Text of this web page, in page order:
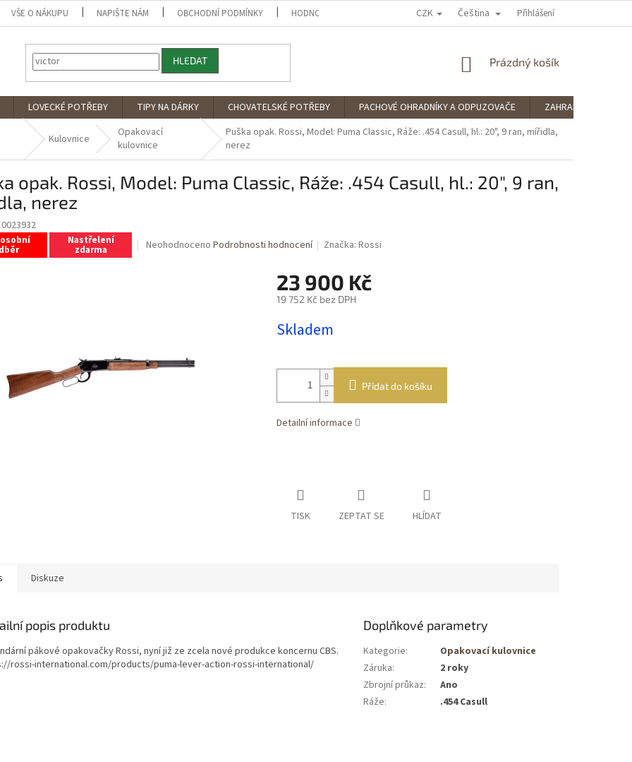
VŠE O NÁKUPU NAPIŠTE NÁM OBCHODNÍ PODMÍNKY HODNOCENÍ OBCHODU PODMÍNKY OCHRANY OSOBNÍCH ÚDAJŮ
CZK Čeština Přihlášení
HLEDAT
NÁKUPNÍ
Prázdný košík
LOVECKÉ POTŘEBY TIPY NA DÁRKY CHOVATELSKÉ POTŘEBY PACHOVÉ OHRADNÍKY A ODPUZOVAČE ZAHRADNÍ POTŘEBY
Kulovnice
Opakovací
kulovnice
Puška opak. Rossi, Model: Puma Classic, Ráže: .454 Casull, hl.: 20", 9 ran, mířidla,
nerez
opak. Rossi, Model: Puma Classic, Ráže: .454 Casull, hl.: 20", 9 ran,
nerez
Nastřelení
zdarma
Průměrné
Neohodnoceno Podrobnosti hodnocení Značka:Rossi
23 900 Kč
19 752 Kč bez DPH
cena:
Skladem
Přidat do košíku
Detailní informace
TISK ZEPTAT SE HLÍDAT
Diskuze
popis produktu
pákové opakovačky Rossi, nyní již ze zcela nové produkce koncernu CBS.
rossi-international.com/products/puma-lever-action-rossi-international/
Doplňkové parametry
Kategorie:
Opakovací kulovnice
Záruka:
2 roky
Zbrojní průkaz:
Ano
Ráže: .454 Casull